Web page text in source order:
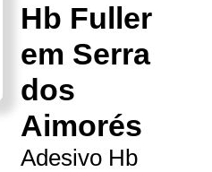
Hb Fuller
em Serra
dos
Aimorés
Adesivo Hb